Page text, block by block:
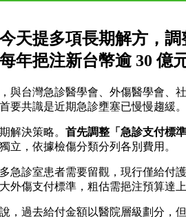
天提多項長期解方，
年挹注新台幣逾 30 億元
與台灣急診醫學會、外傷醫學會
要共識是近期急診壅塞已慢慢趨緩。
解決策略。 首先調整「急診支付標準
立，依據檢傷分類分列各別費用。
多急診室患者需要留觀，現行僅給付
外傷支付標準，粗估需挹注預算達上
，過去給付金額以醫院層級劃分，